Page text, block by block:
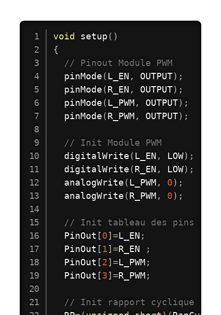
void setup( )
{
// Pinout Module PWM
pinMode(L_EN , OUTPUT) ;
pinMode(R_EN , OUTPUT) ;
pinMode(L_PWM , OUTPUT) ;
pinMode(R_PWM , OUTPUT) ;
// Init Module PWM
digitalWrite(L_EN , LOW) ;
digitalWrite(R_EN , LOW) ;
analogWrite(L_PWM , 0) ;
analogWrite(R_PWM , 0) ;
// Init tableau des pins
  PinOut
[0]=L_EN ;
  PinOut
[ 1]=R_EN
;
  PinOut
[2]=L_PWM ;
  PinOut
[3]=R_PWM ;
// Init rapport cyclique